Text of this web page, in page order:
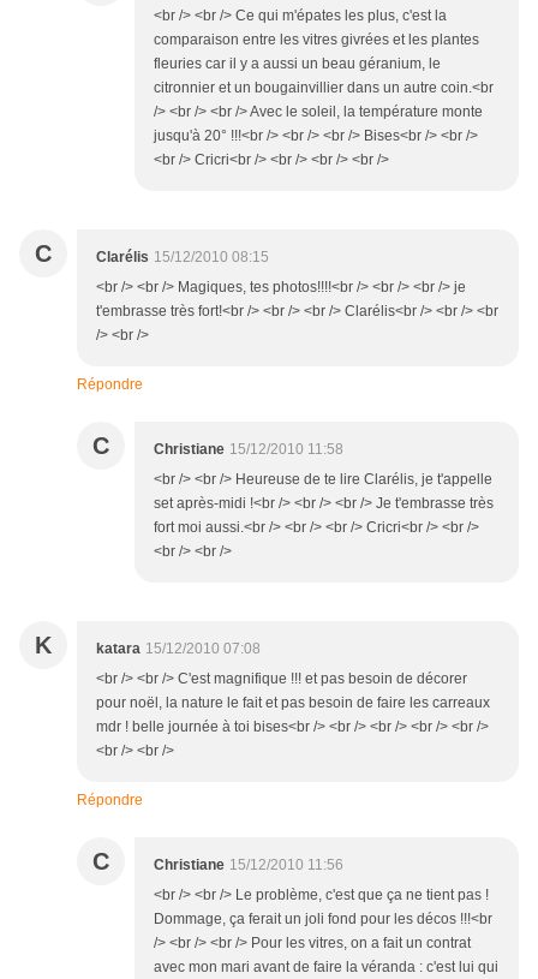
<br /> <br /> Ce qui m'épates les plus, c'est la
comparaison entre les vitres givrées et les plantes
fleuries car il y a aussi un beau géranium, le
citronnier et un bougainvillier dans un autre coin.<br
/> <br /> <br /> Avec le soleil, la température monte
jusqu'à 20° !!!<br /> <br /> <br /> Bises<br /> <br />
<br /> Cricri<br /> <br /> <br /> <br />
C Clarélis 15/12/2010 08:15
<br /> <br /> Magiques, tes photos!!!!<br /> <br /> <br /> je
t'embrasse très fort!<br /> <br /> <br /> Clarélis<br /> <br /> <br
/> <br />
Répondre
C Christiane 15/12/2010 11:58
<br /> <br /> Heureuse de te lire Clarélis, je t'appelle
set après-midi !<br /> <br /> <br /> Je t'embrasse très
fort moi aussi.<br /> <br /> <br /> Cricri<br /> <br />
<br /> <br />
K katara 15/12/2010 07:08
<br /> <br /> C'est magnifique !!! et pas besoin de décorer
pour noël, la nature le fait et pas besoin de faire les carreaux
mdr ! belle journée à toi bises<br /> <br /> <br /> <br /> <br />
<br /> <br />
Répondre
C Christiane 15/12/2010 11:56
<br /> <br /> Le problème, c'est que ça ne tient pas !
Dommage, ça ferait un joli fond pour les décos !!!<br
/> <br /> <br /> Pour les vitres, on a fait un contrat
avec mon mari avant de faire la véranda : c'est lui qui